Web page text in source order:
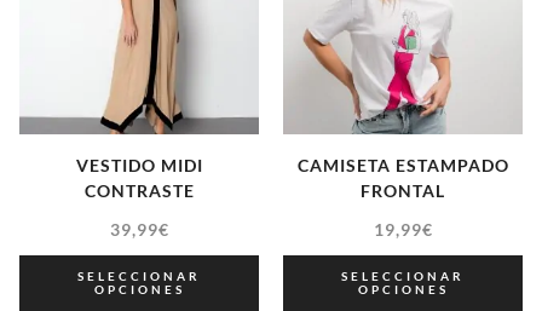
VESTIDO MIDI
CONTRASTE
39,99€
SELECCIONAR
OPCIONES
CAMISETA ESTAMPADO
FRONTAL
19,99€
SELECCIONAR
OPCIONES